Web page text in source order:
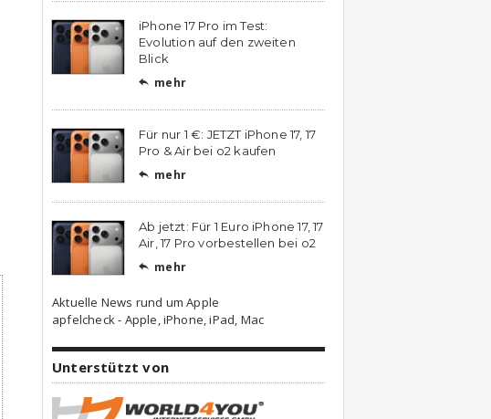
iPhone 17 Pro im Test:
Evolution auf den zweiten
Blick
 mehr
Für nur 1 €: JETZT iPhone 17, 17
Pro & Air bei o2 kaufen
 mehr
Ab jetzt: Für 1 Euro iPhone 17, 17
Air, 17 Pro vorbestellen bei o2
 mehr
Aktuelle News rund um Apple
apfelcheck - Apple, iPhone, iPad, Mac
Unterstützt von